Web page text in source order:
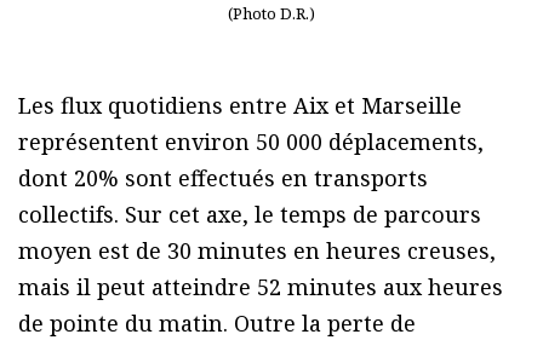
(Photo D.R.)
Les flux quotidiens entre Aix et Marseille
représentent environ 50 000 déplacements,
dont 20% sont effectués en transports
collectifs. Sur cet axe, le temps de parcours
moyen est de 30 minutes en heures creuses,
mais il peut atteindre 52 minutes aux heures
de pointe du matin. Outre la perte de